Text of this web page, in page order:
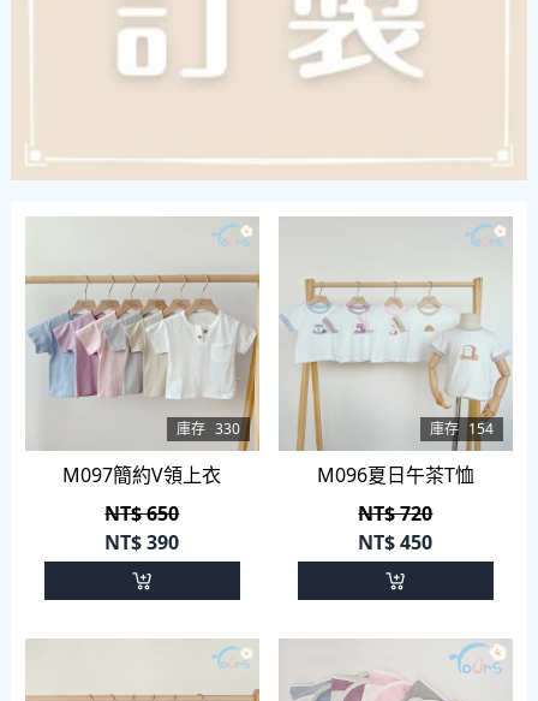
庫存 330
M097簡約V領上衣
NT$ 650
NT$390
庫存 154
M096夏日午茶T恤
NT$ 720
NT$450